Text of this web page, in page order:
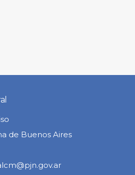
de Buenos Aires